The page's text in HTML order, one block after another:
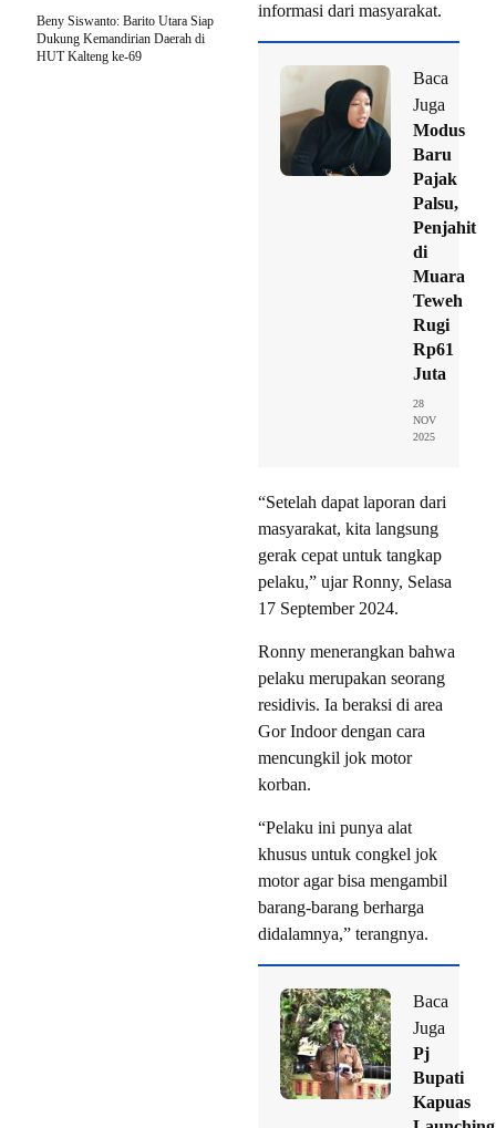
informasi dari masyarakat.
Baca
Juga
Modus
Baru
Pajak
Palsu,
Penjahit
di
Muara
Teweh
Rugi
Rp61
Juta
28
NOV
2025
“Setelah dapat laporan dari
masyarakat, kita langsung
gerak cepat untuk tangkap
pelaku,” ujar Ronny, Selasa
17 September 2024.
Ronny menerangkan bahwa
pelaku merupakan seorang
residivis. Ia beraksi di area
Gor Indoor dengan cara
mencungkil jok motor
korban.
“Pelaku ini punya alat
khusus untuk congkel jok
motor agar bisa mengambil
barang-barang berharga
didalamnya,” terangnya.
Baca
Juga
Pj
Bupati
Kapuas
Beny Siswanto: Barito Utara Siap
Dukung Kemandirian Daerah di
HUT Kalteng ke-69